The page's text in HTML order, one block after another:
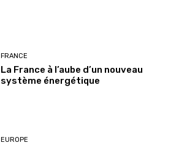
FRANCE
La France à l’aube d’un nouveau
système énergétique
EUROPE